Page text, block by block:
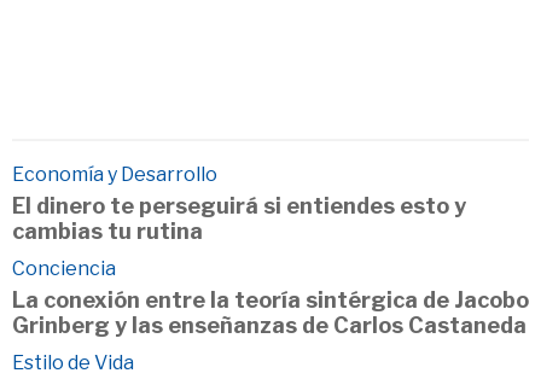
Economía y Desarrollo
El dinero te perseguirá si entiendes esto y
cambias tu rutina
Conciencia
La conexión entre la teoría sintérgica de Jacobo
Grinberg y las enseñanzas de Carlos Castaneda
Estilo de Vida